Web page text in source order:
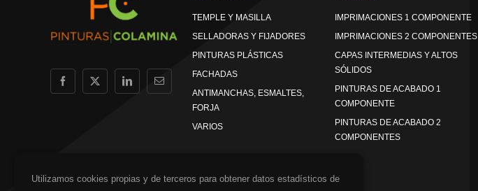
TEMPLE Y MASILLA
SELLADORAS Y FIJADORES
PINTURAS PLÁSTICAS
FACHADAS
ANTIMANCHAS, ESMALTES,
FORJA
VARIOS
IMPRIMACIONES 1 COMPONENTE
IMPRIMACIONES 2 COMPONENTES
CAPAS INTERMEDIAS Y ALTOS
SÓLIDOS
PINTURAS DE ACABADO 1
COMPONENTE
PINTURAS DE ACABADO 2
COMPONENTES
Utilizamos cookies propias y de terceros para obtener datos estadísticos de